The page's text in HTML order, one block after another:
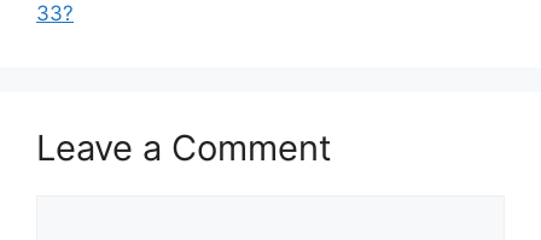
33?
Leave a Comment